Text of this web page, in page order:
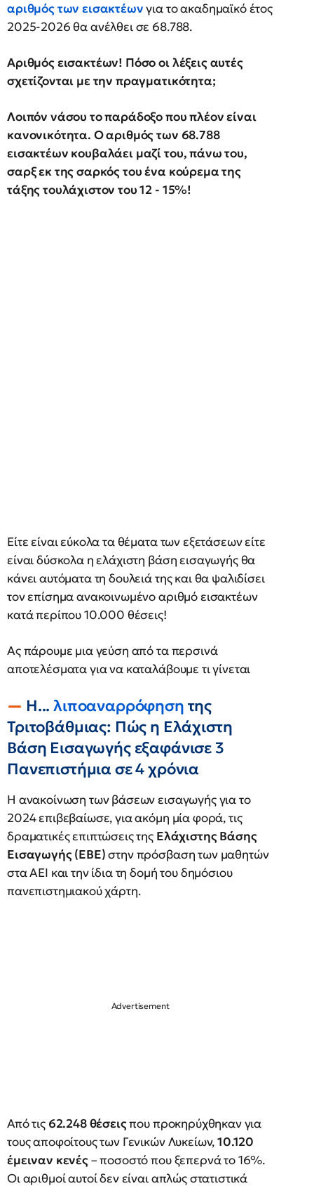
αριθμός των εισακτέωνγια το ακαδημαϊκό έτος
2025-2026 θα ανέλθει σε 68.788.
Αριθμός εισακτέων! Πόσο οι λέξεις αυτές
σχετίζονται με την πραγματικότητα;
Λοιπόν νάσου το παράδοξο που πλέον είναι
κανονικότητα. Ο αριθμός των 68.788
εισακτέων κουβαλάει μαζί του, πάνω του,
σαρξ εκ της σαρκός του ένα κούρεμα της
τάξης τουλάχιστον του 12 - 15%!
Είτε είναι εύκολα τα θέματα των εξετάσεων είτε
είναι δύσκολα η ελάχιστη βάση εισαγωγής θα
κάνει αυτόματα τη δουλειά της και θα ψαλιδίσει
τον επίσημα ανακοινωμένο αριθμό εισακτέων
κατά περίπου 10.000 θέσεις!
Aς πάρουμε μια γεύση από τα περσινά
αποτελέσματα για να καταλάβουμε τι γίνεται
Η...λιποαναρρόφηση της
Τριτοβάθμιας: Πώς η Ελάχιστη
Βάση Εισαγωγής εξαφάνισε 3
Πανεπιστήμια σε 4 χρόνια
Η ανακοίνωση των βάσεων εισαγωγής για το
2024 επιβεβαίωσε, για ακόμη μία φορά, τις
δραματικές επιπτώσεις της Ελάχιστης Βάσης
Εισαγωγής (ΕΒΕ)στην πρόσβαση των μαθητών
στα ΑΕΙ και την ίδια τη δομή του δημόσιου
πανεπιστημιακού χάρτη.
Από τις 62.248 θέσειςπου προκηρύχθηκαν για
τους αποφοίτους των Γενικών Λυκείων,10.120
έμειναν κενές– ποσοστό που ξεπερνά το 16%.
Οι αριθμοί αυτοί δεν είναι απλώς στατιστικά